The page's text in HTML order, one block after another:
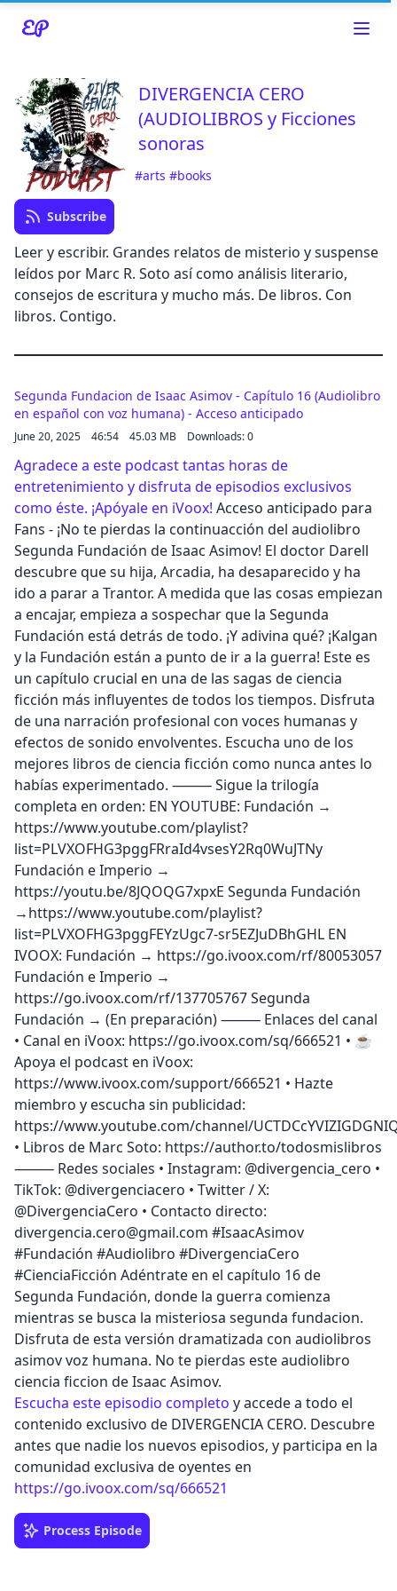
Read about our content policies
DIVERGENCIA CERO
(AUDIOLIBROS y Ficciones
sonoras
#arts #books
Subscribe
Leer y escribir. Grandes relatos de misterio y suspense
leídos por Marc R. Soto así como análisis literario,
consejos de escritura y mucho más. De libros. Con
libros. Contigo.
Segunda Fundacion de Isaac Asimov - Capítulo 16 (Audiolibro
en español con voz humana) - Acceso anticipado
June 20, 2025 46:54 45.03 MB Downloads: 0
Agradece a este podcast tantas horas de
entretenimiento y disfruta de episodios exclusivos
como éste. ¡Apóyale en iVoox! Acceso anticipado para
Fans - ¡No te pierdas la continuacción del audiolibro
Segunda Fundación de Isaac Asimov! El doctor Darell
descubre que su hija, Arcadia, ha desaparecido y ha
ido a parar a Trantor. A medida que las cosas empiezan
a encajar, empieza a sospechar que la Segunda
Fundación está detrás de todo. ¡Y adivina qué? ¡Kalgan
y la Fundación están a punto de ir a la guerra! Este es
un capítulo crucial en una de las sagas de ciencia
ficción más influyentes de todos los tiempos. Disfruta
de una narración profesional con voces humanas y
efectos de sonido envolventes. Escucha uno de los
mejores libros de ciencia ficción como nunca antes lo
habías experimentado. ⸻ Sigue la trilogía
completa en orden: EN YOUTUBE: Fundación →
https://www.youtube.com/playlist?
list=PLVXOFHG3pggFRraId4vsesY2Rq0WuJTNy
Fundación e Imperio →
https://youtu.be/8JQOQG7xpxE Segunda Fundación
→https://www.youtube.com/playlist?
list=PLVXOFHG3pggFEYzUgc7-sr5EZJuDBhGHL EN
IVOOX: Fundación → https://go.ivoox.com/rf/80053057
Fundación e Imperio →
https://go.ivoox.com/rf/137705767 Segunda
Fundación → (En preparación) ⸻ Enlaces del canal
• Canal en iVoox: https://go.ivoox.com/sq/666521 • ☕
Apoya el podcast en iVoox:
https://www.ivoox.com/support/666521 • Hazte
miembro y escucha sin publicidad:
https://www.youtube.com/channel/
• Libros de Marc Soto: https://author.to/todosmislibros
⸻ Redes sociales • Instagram: @divergencia_cero •
TikTok: @divergenciacero • Twitter / X:
@DivergenciaCero • Contacto directo:
divergencia.cero@gmail.com #IsaacAsimov
#Fundación #Audiolibro #DivergenciaCero
#CienciaFicción Adéntrate en el capítulo 16 de
Segunda Fundación, donde la guerra comienza
mientras se busca la misteriosa segunda fundacion.
Disfruta de esta versión dramatizada con audiolibros
asimov voz humana. No te pierdas este audiolibro
ciencia ficcion de Isaac Asimov.
Escucha este episodio completo y accede a todo el
contenido exclusivo de DIVERGENCIA CERO. Descubre
antes que nadie los nuevos episodios, y participa en la
comunidad exclusiva de oyentes en
https://go.ivoox.com/sq/666521
Process Episode